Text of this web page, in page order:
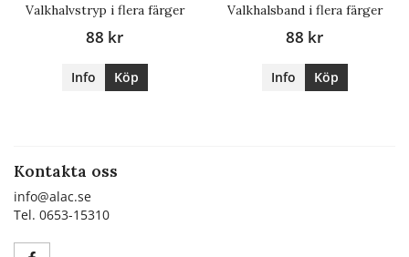
Valkhalvstryp i flera färger
88 kr
Info Köp
Valkhalsband i flera färger
88 kr
Info Köp
Kontakta oss
info@alac.se
Tel. 0653-15310